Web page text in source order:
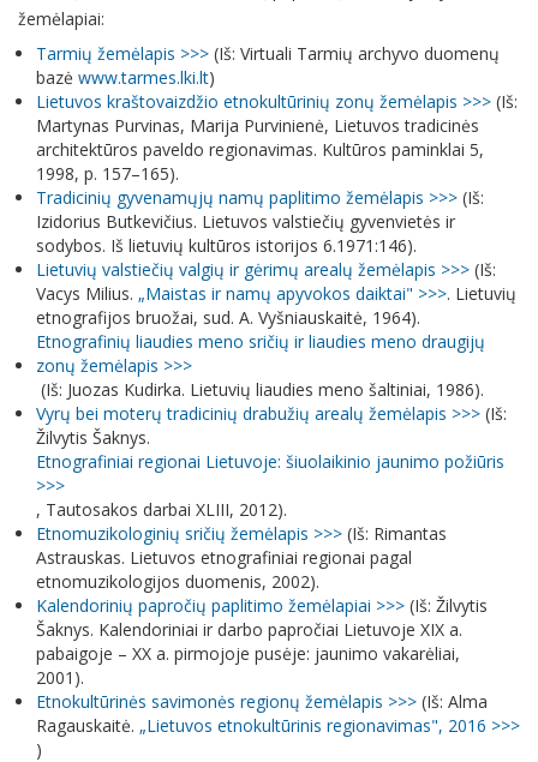
žemėlapiai:
Tarmių žemėlapis >>> (Iš: Virtuali Tarmių archyvo duomenų
bazė www.tarmes.lki.lt)
Lietuvos kraštovaizdžio etnokultūrinių zonų žemėlapis >>> (Iš:
Martynas Purvinas, Marija Purvinienė, Lietuvos tradicinės
architektūros paveldo regionavimas. Kultūros paminklai 5,
1998, p. 157–165).
Tradicinių gyvenamųjų namų paplitimo žemėlapis >>> (Iš:
Izidorius Butkevičius. Lietuvos valstiečių gyvenvietės ir
sodybos. Iš lietuvių kultūros istorijos 6.1971:146).
Lietuvių valstiečių valgių ir gėrimų arealų žemėlapis >>> (Iš:
Vacys Milius. „Maistas ir namų apyvokos daiktai" >>>. Lietuvių
etnografijos bruožai, sud. A. Vyšniauskaitė, 1964).
Etnografinių liaudies meno sričių ir liaudies meno draugijų
zonų žemėlapis >>>
(Iš: Juozas Kudirka. Lietuvių liaudies meno šaltiniai, 1986).
Vyrų bei moterų tradicinių drabužių arealų žemėlapis >>> (Iš:
Žilvytis Šaknys.
Etnografiniai regionai Lietuvoje: šiuolaikinio jaunimo požiūris
>>>
, Tautosakos darbai XLIII, 2012).
Etnomuzikologinių sričių žemėlapis >>> (Iš: Rimantas
Astrauskas. Lietuvos etnografiniai regionai pagal
etnomuzikologijos duomenis, 2002).
Kalendorinių papročių paplitimo žemėlapiai >>> (Iš: Žilvytis
Šaknys. Kalendoriniai ir darbo papročiai Lietuvoje XIX a.
pabaigoje – XX a. pirmojoje pusėje: jaunimo vakarėliai,
2001).
Etnokultūrinės savimonės regionų žemėlapis >>> (Iš: Alma
Ragauskaitė. „Lietuvos etnokultūrinis regionavimas", 2016 >>>
)